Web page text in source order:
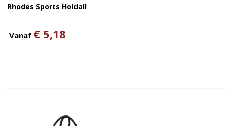
Rhodes Sports Holdall
Vanaf € 5,18